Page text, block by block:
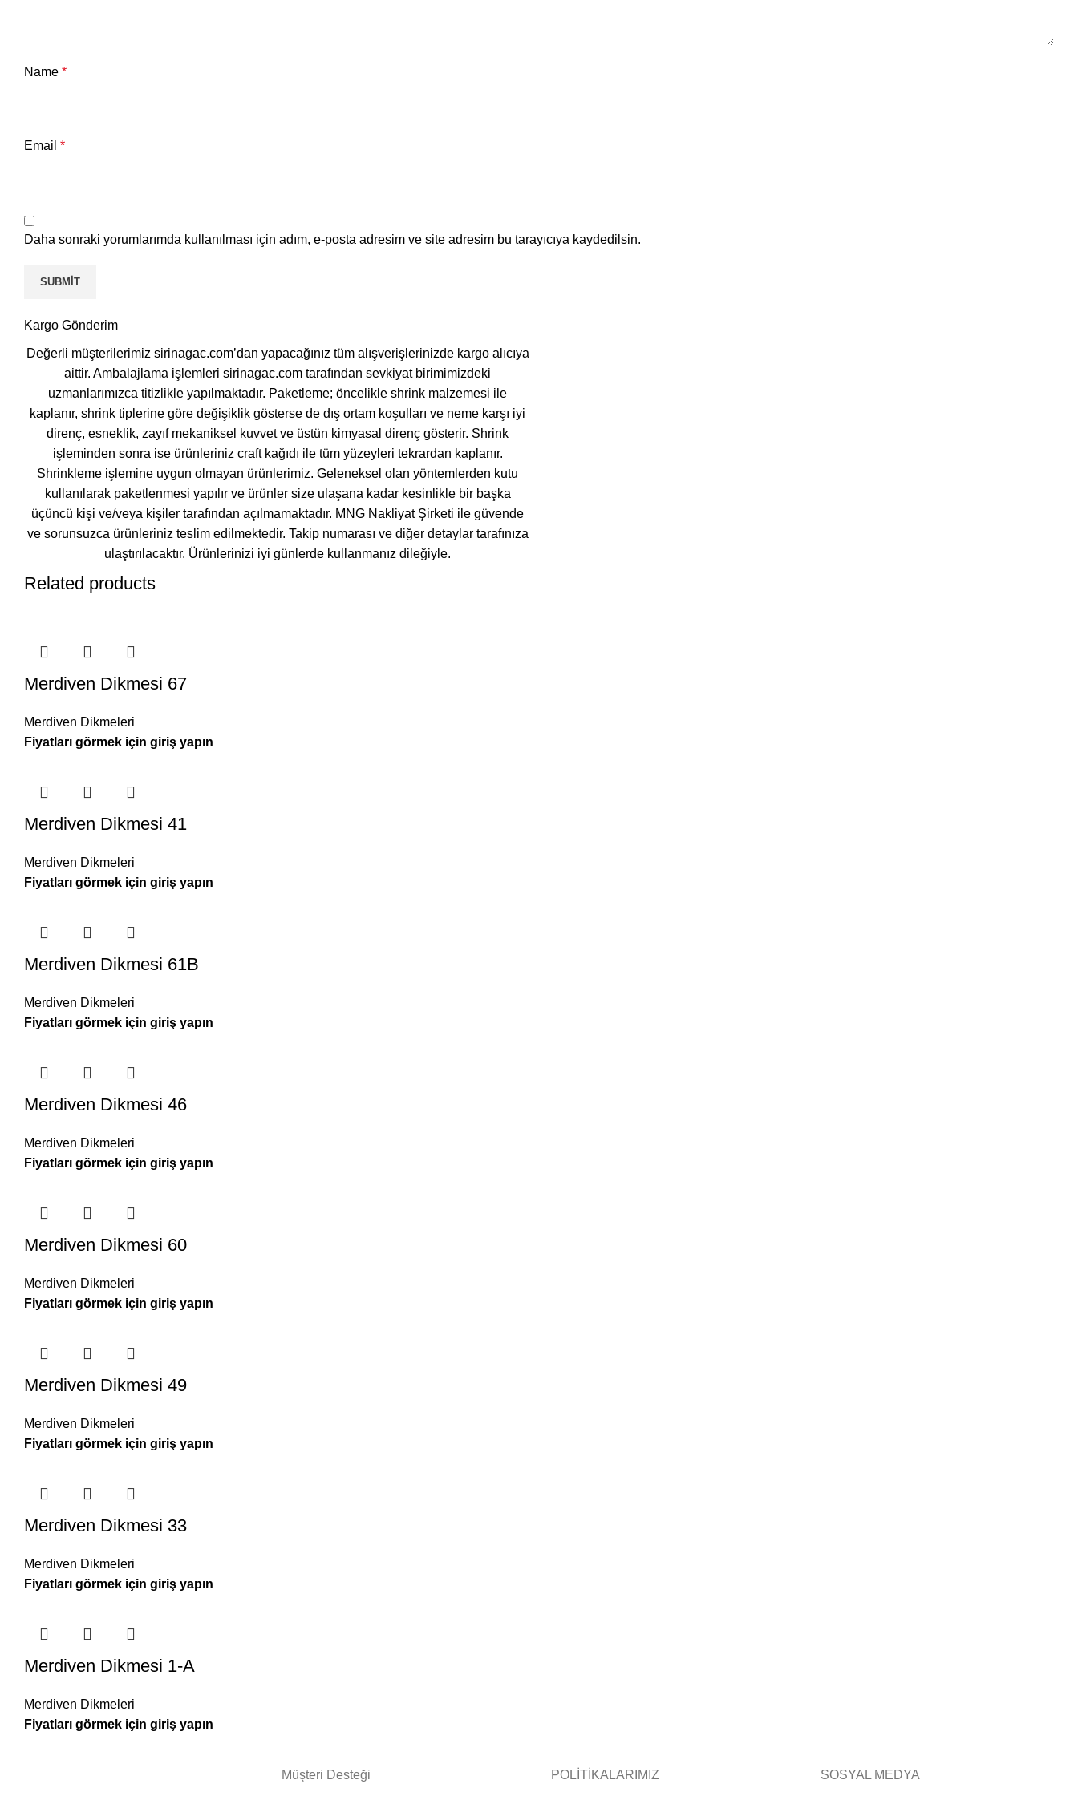
Name *
Email *
Daha sonraki yorumlarımda kullanılması için adım, e-posta adresim ve site adresim bu tarayıcıya kaydedilsin.
Kargo Gönderim
Değerli müşterilerimiz sirinagac.com’dan yapacağınız tüm alışverişlerinizde kargo alıcıya
aittir. Ambalajlama işlemleri sirinagac.com tarafından sevkiyat birimimizdeki
uzmanlarımızca titizlikle yapılmaktadır. Paketleme; öncelikle shrink malzemesi ile
kaplanır, shrink tiplerine göre değişiklik gösterse de dış ortam koşulları ve neme karşı iyi
direnç, esneklik, zayıf mekaniksel kuvvet ve üstün kimyasal direnç gösterir. Shrink
işleminden sonra ise ürünleriniz craft kağıdı ile tüm yüzeyleri tekrardan kaplanır.
Shrinkleme işlemine uygun olmayan ürünlerimiz. Geleneksel olan yöntemlerden kutu
kullanılarak paketlenmesi yapılır ve ürünler size ulaşana kadar kesinlikle bir başka
üçüncü kişi ve/veya kişiler tarafından açılmamaktadır. MNG Nakliyat Şirketi ile güvende
ve sorunsuzca ürünleriniz teslim edilmektedir. Takip numarası ve diğer detaylar tarafınıza
ulaştırılacaktır. Ürünlerinizi iyi günlerde kullanmanız dileğiyle.
Related products
Merdiven Dikmesi 67
Merdiven Dikmeleri
Merdiven Dikmesi 41
Merdiven Dikmeleri
Merdiven Dikmesi 61B
Merdiven Dikmeleri
Merdiven Dikmesi 46
Merdiven Dikmeleri
Merdiven Dikmesi 60
Merdiven Dikmeleri
Merdiven Dikmesi 49
Merdiven Dikmeleri
Merdiven Dikmesi 33
Merdiven Dikmeleri
Merdiven Dikmesi 1-A
Merdiven Dikmeleri
Müşteri Desteği POLİTİKALARIMIZ SOSYAL MEDYA